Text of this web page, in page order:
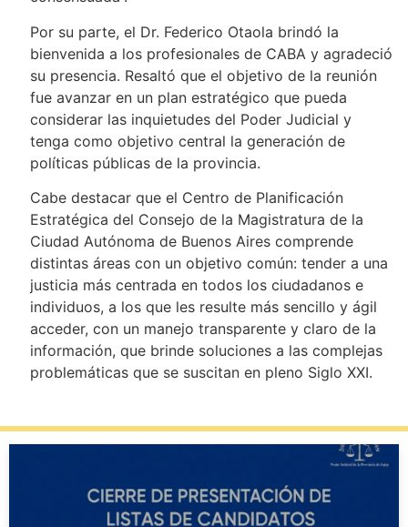
Por su parte, el Dr. Federico Otaola brindó la
bienvenida a los profesionales de CABA y agradeció
su presencia. Resaltó que el objetivo de la reunión
fue avanzar en un plan estratégico que pueda
considerar las inquietudes del Poder Judicial y
tenga como objetivo central la generación de
políticas públicas de la provincia.
Cabe destacar que el Centro de Planificación
Estratégica del Consejo de la Magistratura de la
Ciudad Autónoma de Buenos Aires comprende
distintas áreas con un objetivo común: tender a una
justicia más centrada en todos los ciudadanos e
individuos, a los que les resulte más sencillo y ágil
acceder, con un manejo transparente y claro de la
información, que brinde soluciones a las complejas
problemáticas que se suscitan en pleno Siglo XXI.